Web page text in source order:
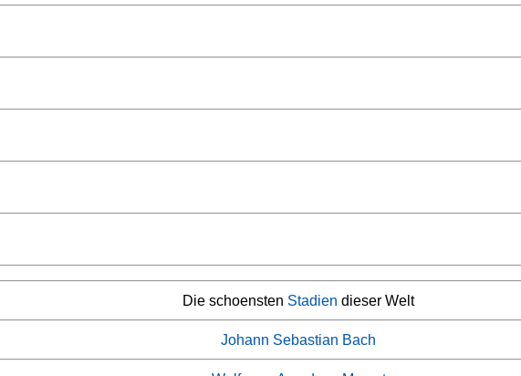
Die schoensten Stadien dieser Welt
Johann Sebastian Bach